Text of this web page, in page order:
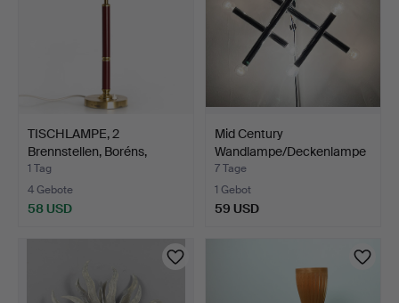
TISCHLAMPE, 2
Brennstellen, Boréns,
Modell…
1 Tag
4 Gebote
58 USD
Mid Century
Wandlampe/Deckenlampe
von Temd…
7 Tage
1 Gebot
59 USD